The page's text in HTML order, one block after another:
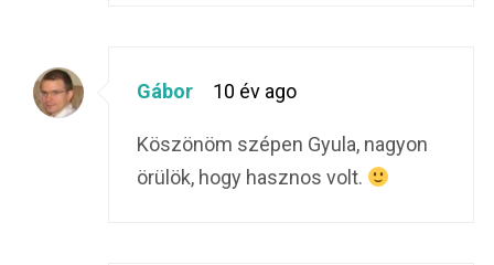
Gábor 10 év ago
Köszönöm szépen Gyula, nagyon
örülök, hogy hasznos volt.